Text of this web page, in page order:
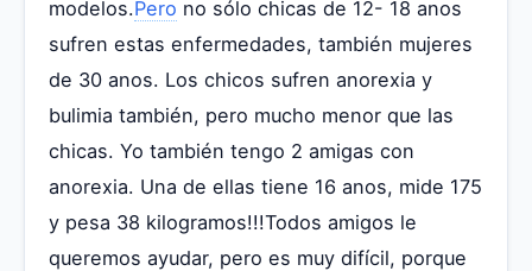
modelos.Pero no sólo chicas de 12- 18 anos
sufren estas enfermedades, también mujeres
de 30 anos. Los chicos sufren anorexia y
bulimia también, pero mucho menor que las
chicas. Yo también tengo 2 amigas con
anorexia. Una de ellas tiene 16 anos, mide 175
y pesa 38 kilogramos!!!Todos amigos le
queremos ayudar, pero es muy difícil, porque